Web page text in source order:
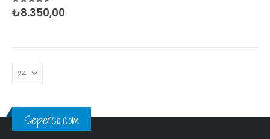
4.505 üzerinden
₺8.350,00
Sepetco.com